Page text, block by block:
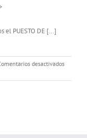
el PUESTO DE [...]
desactivadosen
2026